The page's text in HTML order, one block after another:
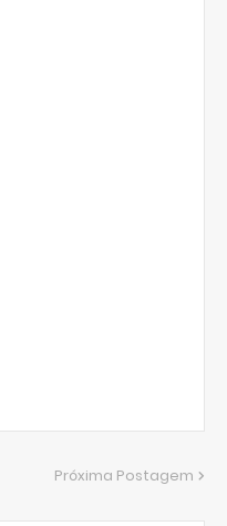
Próxima Postagem